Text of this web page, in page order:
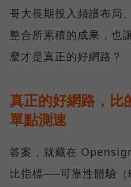
哥大長期投入頻譜布局
整合所累積的成果，也
麼才是真正的好網路？
真正的好網路，比
單點測速
答案，就藏在
比指標──可靠性體驗